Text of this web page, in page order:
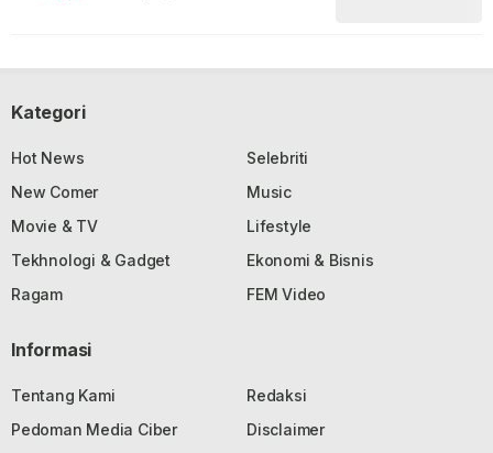
Kategori
Hot News
Selebriti
New Comer
Music
Movie & TV
Lifestyle
Tekhnologi & Gadget
Ekonomi & Bisnis
Ragam
FEM Video
Informasi
Tentang Kami
Redaksi
Pedoman Media Ciber
Disclaimer